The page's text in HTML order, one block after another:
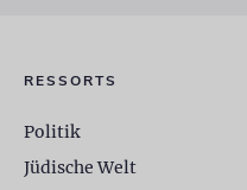
RESSORTS
Politik
Jüdische Welt